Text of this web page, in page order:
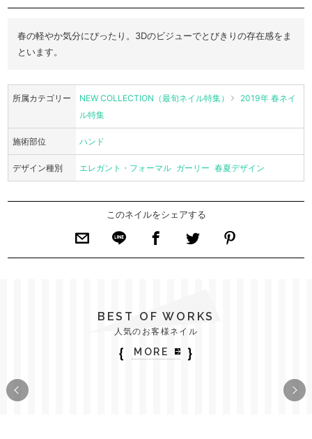
春の軽やか気分にぴったり。3Dのビジューでとびきりの存在感をま
といます。
所属カテゴリー NEW COLLECTION（最旬ネイル特集）
2019年 春ネイ
ル特集
施術部位 ハンド
デザイン種別 エレガント・フォーマル ガーリー 春夏デザイン
このネイルをシェアする
BEST OF WORKS
人気のお客様ネイル
｛ MORE ｝